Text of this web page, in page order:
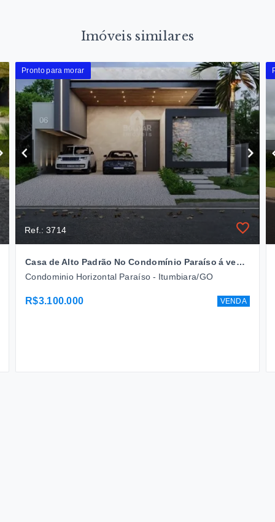
Imóveis similares
Pronto para morar
Ref.: 3714
Casa de Alto Padrão No Condomínio Paraíso á venda- R$ 3.100.000,00 Itumbiara - GO
Condominio Horizontal Paraíso - Itumbiara/GO
R$3.100.000 VENDA